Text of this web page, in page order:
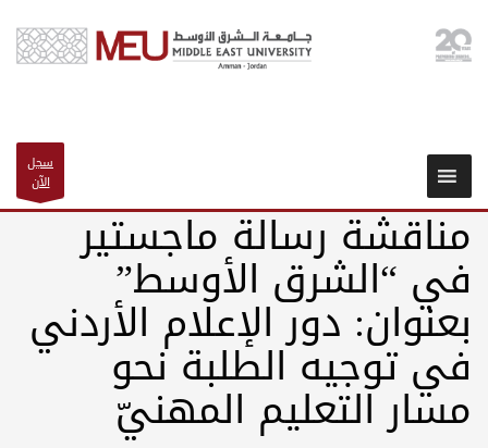
سجل
الآن
مناقشة رسالة ماجستير
في “الشرق الأوسط”
بعنوان: دور الإعلام الأردني
في توجيه الطلبة نحو
مسار التعليم المهنيّ